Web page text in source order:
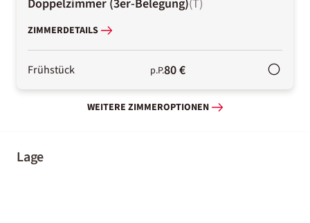
Doppelzimmer (3er-Belegung)(T)
ZIMMERDETAILS
Frühstück p.P.80 €
WEITERE ZIMMEROPTIONEN
Lage